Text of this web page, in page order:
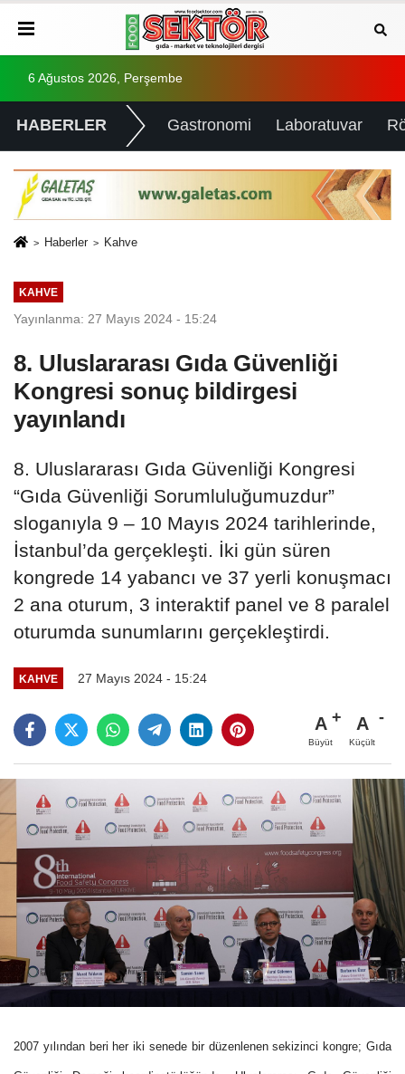
6 Ağustos 2026, Perşembe
HABERLER Gastronomi Laboratuvar
Haberler Kahve
KAHVE
Yayınlanma: 27 Mayıs 2024 - 15:24
8. Uluslararası Gıda Güvenliği
Kongresi sonuç bildirgesi
yayınlandı
8. Uluslararası Gıda Güvenliği Kongresi
“Gıda Güvenliği Sorumluluğumuzdur”
sloganıyla 9 – 10 Mayıs 2024 tarihlerinde,
İstanbul’da gerçekleşti. İki gün süren
kongrede 14 yabancı ve 37 yerli konuşmacı
2 ana oturum, 3 interaktif panel ve 8 paralel
oturumda sunumlarını gerçekleştirdi.
KAHVE 27 Mayıs 2024 - 15:24
A
Büyüt
A
Küçült
2007 yılından beri her iki senede bir düzenlenen sekizinci kongre; Gıda